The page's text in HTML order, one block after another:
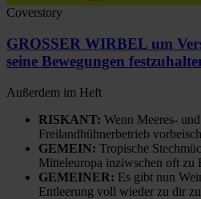
Coverstory
GROSSER WIRBEL um
seine Bewegungen
Außerdem im Heft
RISKANT: Wenn Meeres-
Freilandhühnerbetrieb
GEMEIN: Tropische
Mitteleuropa inziwschen oft zu
GEMEINER: Es gibt nun
Entleerung voll wieder zu dir